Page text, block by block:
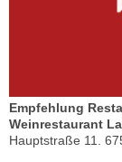
Empfehlung
Weinrestaurant
Hauptstraße 11.